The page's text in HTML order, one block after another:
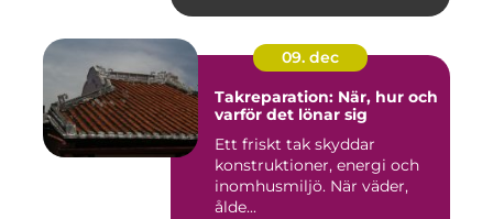
09. dec
Takreparation: När, hur och
varför det lönar sig
Ett friskt tak skyddar
konstruktioner, energi och
inomhusmiljö. När väder,
ålde...